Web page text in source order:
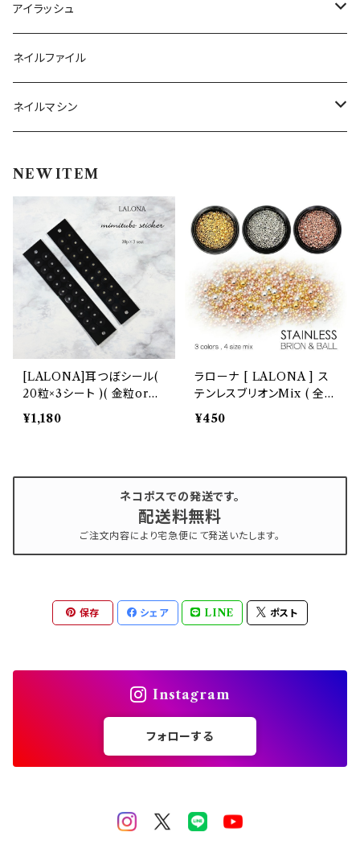
エフェクトジェル
ソフトジェルチップ
ツール
パール
パウダー
ストーン
ドライフラワー
ステッカーシール
ホイル・フレーク
シリコンモールド
アイラッシュ
まつげ
グルー/リムーバー
ネイルファイル
ネイルマシン
集塵機
ビット
NEW ITEM
[LALONA]耳つぼシール(
20粒×3シート )( 金粒or銀
粒 )耳つぼジュエリー/耳つ
ぼ/ミミツボ/ハンドメイド/耳
¥1,180
ラローナ [ LALONA ] ス
テンレスブリオンMix ( 全4
色 )
¥450
ネコポスでの発送です。
配送料無料
ご注文内容により宅急便にて発送いたします。
保存 シェア LINE ポスト
Instagram
フォローする